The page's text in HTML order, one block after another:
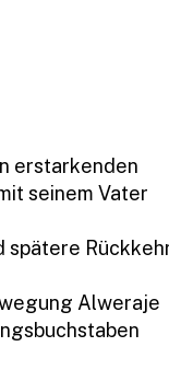
erstarkenden
seinem Vater
spätere
Alweraje